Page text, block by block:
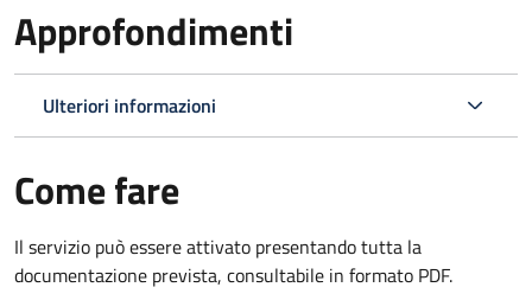
Approfondimenti
Ulteriori informazioni
Come fare
Il servizio può essere attivato presentando tutta la
documentazione prevista, consultabile in formato PDF.